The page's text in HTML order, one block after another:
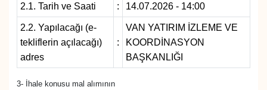
2.1. Tarih ve Saati : 14.07.2026 - 14:00
2.2. Yapılacağı (e-
tekliflerin açılacağı)
adres
:
VAN YATIRIM İZLEME VE
KOORDİNASYON
BAŞKANLIĞI
3- İhale konusu mal alımının
İngilizce